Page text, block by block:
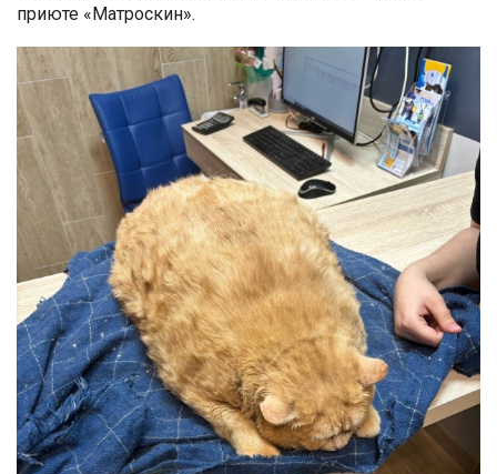
приюте «Матроскин».